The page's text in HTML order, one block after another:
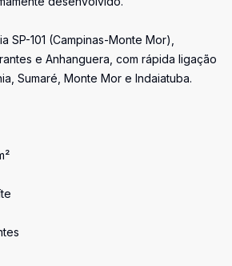
SP-101 (Campinas-Monte Mor),
e Anhanguera, com rápida ligação
Sumaré, Monte Mor e Indaiatuba.